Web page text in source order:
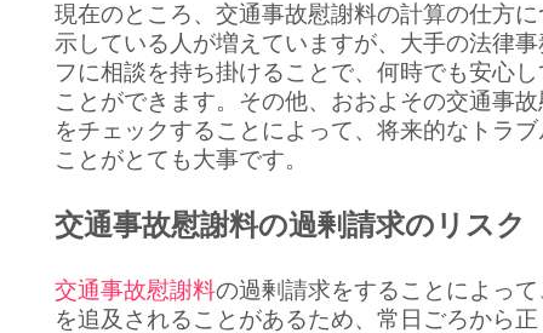
現在のところ、交通事故慰謝料の計算の仕方
示している人が増えていますが、大手の法律
フに相談を持ち掛けることで、何時でも安心
ことができます。その他、おおよその交通事
をチェックすることによって、将来的なトラ
ことがとても大事です。
交通事故慰謝料の過剰請求のリスク
交通事故慰謝料の過剰請求をすることによっ
を追及されることがあるため、常日ごろから